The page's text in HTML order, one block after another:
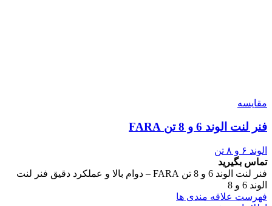
مقایسه
فنر لنت الوند 6 و 8 تن FARA
الوند ۶ و ۸ تن
تماس بگیرید
فنر لنت الوند 6 و 8 تن FARA – دوام بالا و عملکرد دقیق فنر لنت
الوند 6 و 8
فهرست علاقه مندی ها